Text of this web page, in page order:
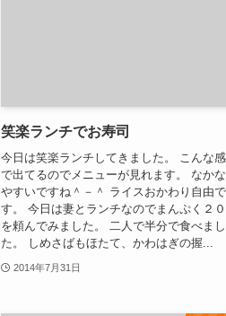
笑楽ランチでお寿司
今日は笑楽ランチしてきました。 こんな
で出てるのでメニューが見れます。 なか
やすいですね＾－＾ ライスおかわり自由で
す。 今日は妻とランチなのでまんぷく２
を頼んでみました。 二人で半分で食べまし
た。 しめさばもほたて、かわはぎの握...
2014年7月31日